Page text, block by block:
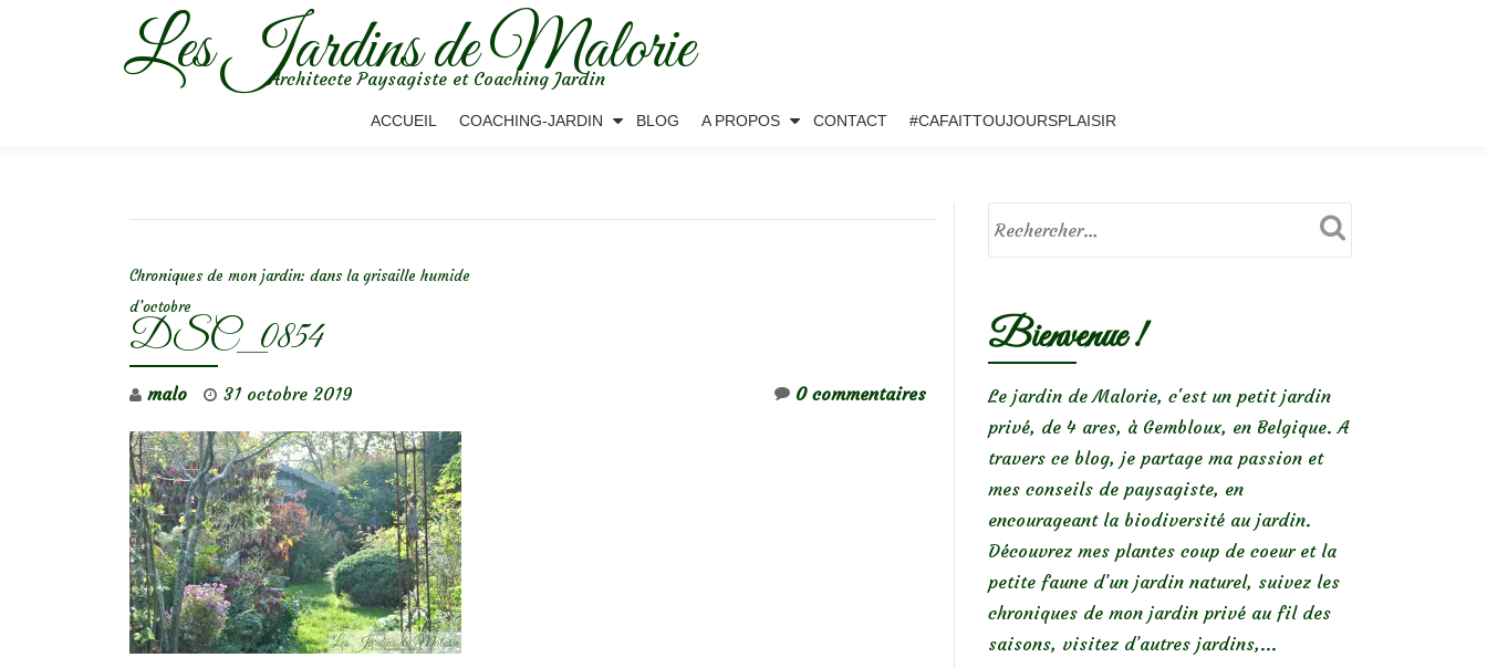
Les Jardins de Malorie
Architecte Paysagiste et Coaching Jardin
ACCUEIL COACHING-JARDIN BLOG A PROPOS CONTACT #CAFAITTOUJOURSPLAISIR
Chroniques de mon jardin: dans la grisaille humide
d’octobre
DSC_0854
malo 31 octobre 2019 0 commentaires
Bienvenue !
Le jardin de Malorie, c'est un petit jardin
privé, de 4 ares, à Gembloux, en Belgique. A
travers ce blog, je partage ma passion et
mes conseils de paysagiste, en
encourageant la biodiversité au jardin.
Découvrez mes plantes coup de coeur et la
petite faune d’un jardin naturel, suivez les
chroniques de mon jardin privé au fil des
saisons, visitez d’autres jardins,...